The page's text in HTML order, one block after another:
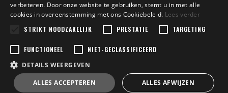
Vindt u hier niet wat u zoekt?
Copyright 2022 Dexters Sport | BE0458848602 | Design by
Jakobus.Corneel | Powered byTilroy
verbeteren. Door onze website te gebruiken, stemt u in met alle
cookies in overeenstemming met ons Cookiebeleid. Lees verder
STRIKT NOODZAKELIJK
PRESTATIE TARGETING
FUNCTIONEEL
NIET-GECLASSIFICEERD
DETAILS WEERGEVEN
ALLES ACCEPTEREN ALLES AFWIJZEN